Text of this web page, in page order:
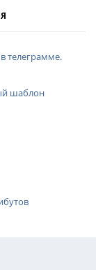
телеграмме.
шаблон